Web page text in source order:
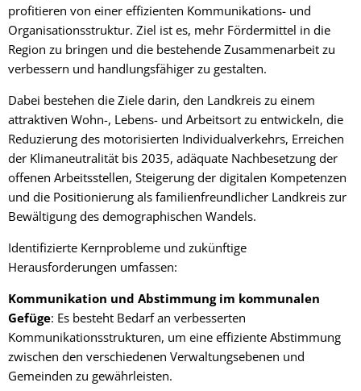
profitieren von einer effizienten Kommunikations- und
Organisationsstruktur. Ziel ist es, mehr Fördermittel in die
Region zu bringen und die bestehende Zusammenarbeit zu
verbessern und handlungsfähiger zu gestalten.
Dabei bestehen die Ziele darin, den Landkreis zu einem
attraktiven Wohn-, Lebens- und Arbeitsort zu entwickeln, die
Reduzierung des motorisierten Individualverkehrs, Erreichen
der Klimaneutralität bis 2035, adäquate Nachbesetzung der
offenen Arbeitsstellen, Steigerung der digitalen Kompetenzen
und die Positionierung als familienfreundlicher Landkreis zur
Bewältigung des demographischen Wandels.
Identifizierte Kernprobleme und zukünftige
Herausforderungen umfassen:
Kommunikation und Abstimmung im kommunalen
Gefüge: Es besteht Bedarf an verbesserten
Kommunikationsstrukturen, um eine effiziente Abstimmung
zwischen den verschiedenen Verwaltungsebenen und
Gemeinden zu gewährleisten.